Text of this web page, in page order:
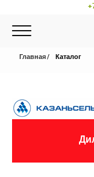
Главная Каталог